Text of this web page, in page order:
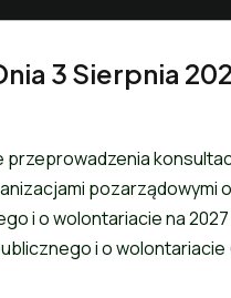
3 Sierpnia
przeprowadzenia
pozarządowymi
i o wolontariacie na 2027
i o wolontariacie